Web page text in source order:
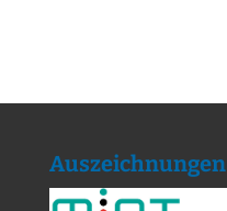
Auszeichnungen